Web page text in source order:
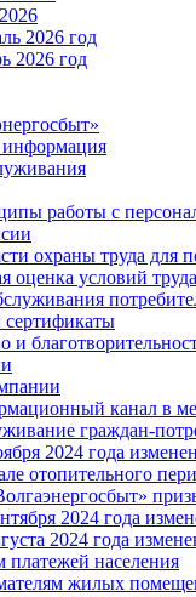
2026 год
2026 год
информация
работы с
охраны труда для
оценка условий труда
и
канал в
граждан-
2024 года
отопительного
2024 года
2024 года
платежей населения
жилых